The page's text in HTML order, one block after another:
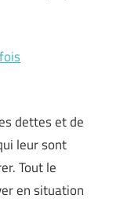
dettes et de
leur sont
Tout le
en situation